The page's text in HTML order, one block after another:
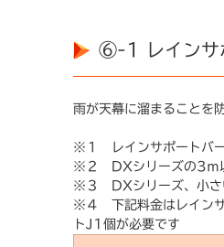
⑥-1 レインサ
雨が天幕に溜まることを
※１ レインサポートバー
※２ DXシリーズの3ｍ以
※３ DXシリーズ、小さ
※４ 下記料金はレイン
トJ1個が必要です